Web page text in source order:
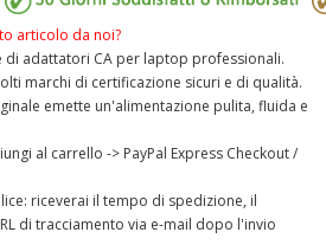
articolo da noi?
di adattatori CA per laptop professionali.
marchi di certificazione sicuri e di qualità.
emette un'alimentazione pulita, fluida e
al carrello -> PayPal Express Checkout /
riceverai il tempo di spedizione, il
di tracciamento via e-mail dopo l'invio